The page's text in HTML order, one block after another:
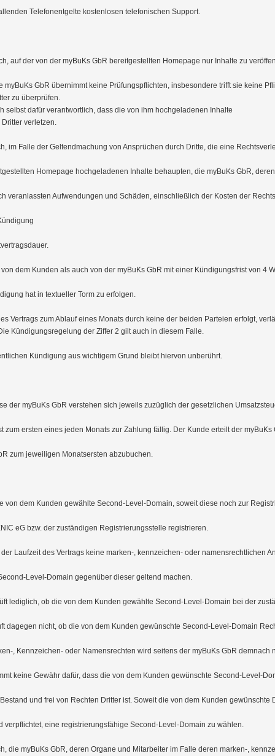
Telefonentgelte kostenlosen telefonischen Support.
auf der von der myBuKs GbR bereitgestellten Homepage nur Inhalte zu
myBuKs GbR übernimmt keine Prüfungspflichten, insbesondere trifft sie keine
zu überprüfen.
selbst dafür verantwortlich, dass die von ihm hochgeladenen Inhalte
verletzen.
im Falle der Geltendmachung von Ansprüchen durch Dritte, die eine
Homepage hochgeladenen Inhalte behaupten, die myBuKs GbR,
veranlassten Aufwendungen und Schäden, einschließlich der Kosten der
dem Kunden als auch von der myBuKs GbR mit einer Kündigungsfrist von 4
hat in textueller Torm zu erfolgen.
Vertrags zum Ablauf eines Monats durch keine der beiden Parteien erfolgt,
Kündigungsregelung der Ziffer 2 gilt auch in diesem Falle.
Kündigung aus wichtigem Grund bleibt hiervon unberührt.
der myBuKs GbR verstehen sich jeweils zuzüglich der gesetzlichen
zum ersten eines jeden Monats zur Zahlung fällig. Der Kunde erteilt der
zum jeweiligen Monatsersten abzubuchen.
von dem Kunden gewählte Second-Level-Domain, soweit diese noch zur
eG bzw. der zuständigen Registrierungsstelle registrieren.
Laufzeit des Vertrags keine marken-, kennzeichen- oder namensrechtlichen
Level-Domain gegenüber dieser geltend machen.
lediglich, ob die von dem Kunden gewählte Second-Level-Domain bei der
dagegen nicht, ob die von dem Kunden gewünschte Second-Level-Domain
, Kennzeichen- oder Namensrechten wird seitens der myBuKs GbR demnach
keine Gewähr dafür, dass die von dem Kunden gewünschte Second-Level-
und frei von Rechten Dritter ist. Soweit die von dem Kunden gewünschte
verpflichtet, eine registrierungsfähige Second-Level-Domain zu wählen.
die myBuKs GbR, deren Organe und Mitarbeiter im Falle deren marken-,